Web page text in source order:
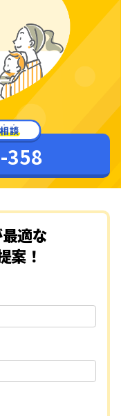
358
適な
案！